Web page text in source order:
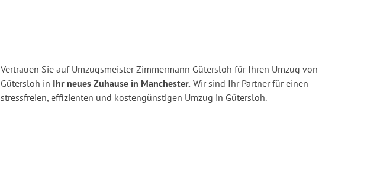
Vertrauen Sie auf Umzugsmeister Zimmermann Gütersloh für Ihren Umzug von
Gütersloh in Ihr neues Zuhause in Manchester. Wir sind Ihr Partner für einen
stressfreien, effizienten und kostengünstigen Umzug in Gütersloh.